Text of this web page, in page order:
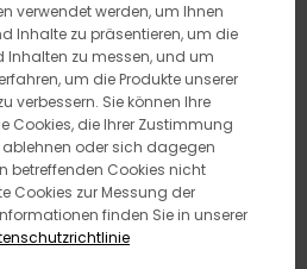
verwendet werden, um Ihnen
Inhalte zu präsentieren, um die
Inhalten zu messen, und um
um die Produkte unserer
verbessern. Sie können Ihre
Cookies, die Ihrer Zustimmung
oder sich dagegen
betreffenden Cookies nicht
Cookies zur Messung der
finden Sie in unserer